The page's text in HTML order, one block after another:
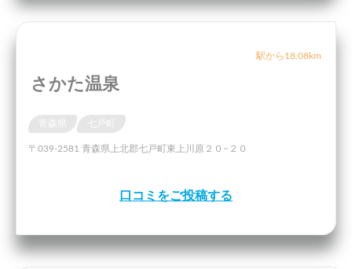
駅から18.08km
さかた温泉
青森県
〒039-2581 青森県上北郡七戸町東上川原２０−２０
口コミをご投稿する